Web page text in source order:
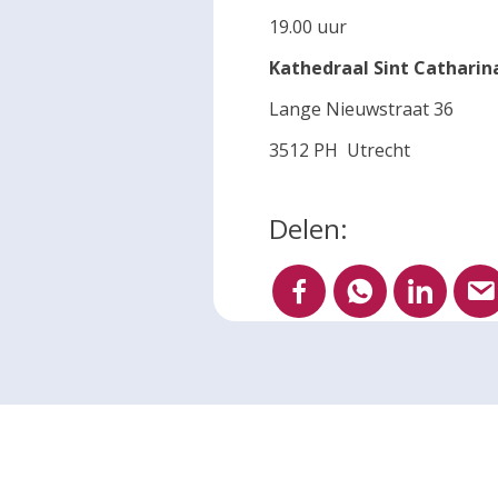
19.00 uur
Kathedraal Sint
Lange Nieuwstraat 36
3512 PH Utrecht
Delen: